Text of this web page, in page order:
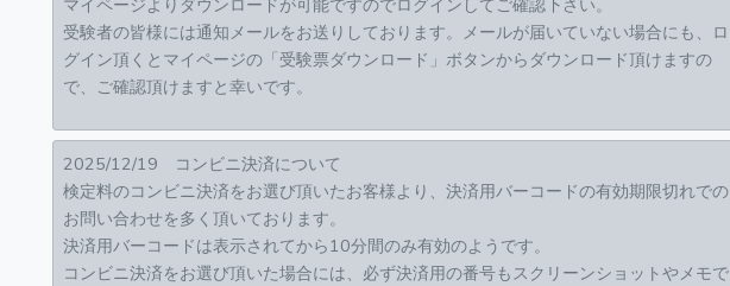
マイページよりダウンロードが可能ですのでログインしてご確認下さい。
受験者の皆様には通知メールをお送りしております。メールが届いていない場合にも、ロ
グイン頂くとマイページの「受験票ダウンロード」ボタンからダウンロード頂けますの
で、ご確認頂けますと幸いです。
2025/12/19 コンビニ決済について
検定料のコンビニ決済をお選び頂いたお客様より、決済用バーコードの有効期限切れでの
お問い合わせを多く頂いております。
決済用バーコードは表示されてから10分間のみ有効のようです。
コンビニ決済をお選び頂いた場合には、必ず決済用の番号もスクリーンショットやメモで